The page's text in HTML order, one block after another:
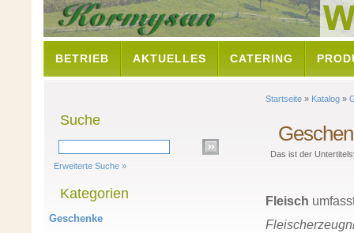
BETRIEB AKTUELLES CATERING
Startseite » Katalog »
Das ist der
Fleisch
Suche
Erweiterte Suche »
Kategorien
Geschenke